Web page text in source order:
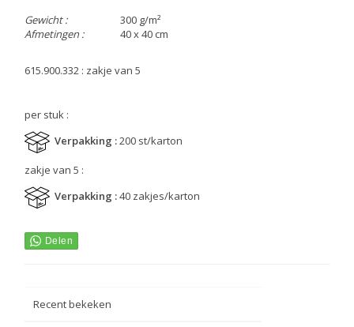
Gewicht :
300 g/m²
Afmetingen :
40 x 40 cm
615.900.332 : zakje van 5
per stuk :
Verpakking :200 st/karton
zakje van 5 :
Verpakking :40 zakjes/karton
Recent bekeken